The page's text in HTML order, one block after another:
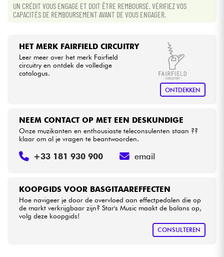
Bekijk onze merken
UN CRÉDIT VOUS ENGAGE ET DOIT ÊTRE REMBOURSÉ. VÉRIFIEZ VOS
CAPACITÉS DE REMBOURSEMENT AVANT DE VOUS ENGAGER.
HET MERK FAIRFIELD CIRCUITRY
Leer meer over het merk Fairfield
circuitry en ontdek de volledige
catalogus.
ONTDEKKEN
KOOPGIDS VOOR BASGITAAREFFECTEN
Hoe navigeer je door de overvloed aan effectpedalen die op
de markt verkrijgbaar zijn? Star's Music maakt de balans op,
volg deze koopgids!
CONSULTEREN
NEEM CONTACT OP MET EEN DESKUNDIGE
Onze muzikanten en enthousiaste teleconsulenten staan ??
klaar om al je vragen te beantwoorden.
+33 181 930 900 email